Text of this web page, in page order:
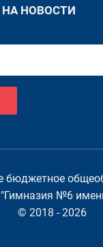
НОВОСТИ
бюджетное
№6
© 2018 - 2026